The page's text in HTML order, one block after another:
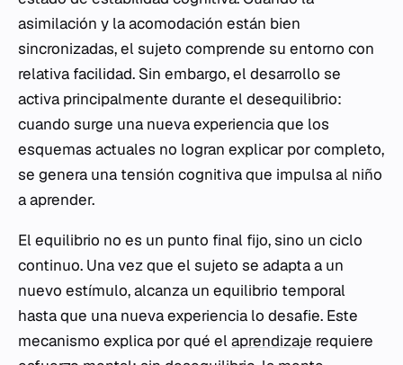
asimilación y la acomodación están bien
sincronizadas, el sujeto comprende su entorno con
relativa facilidad. Sin embargo, el desarrollo se
activa principalmente durante el desequilibrio:
cuando surge una nueva experiencia que los
esquemas actuales no logran explicar por completo,
se genera una tensión cognitiva que impulsa al niño
a aprender.
El equilibrio no es un punto final fijo, sino un ciclo
continuo. Una vez que el sujeto se adapta a un
nuevo estímulo, alcanza un equilibrio temporal
hasta que una nueva experiencia lo desafie. Este
mecanismo explica por qué elaprendizaje requiere